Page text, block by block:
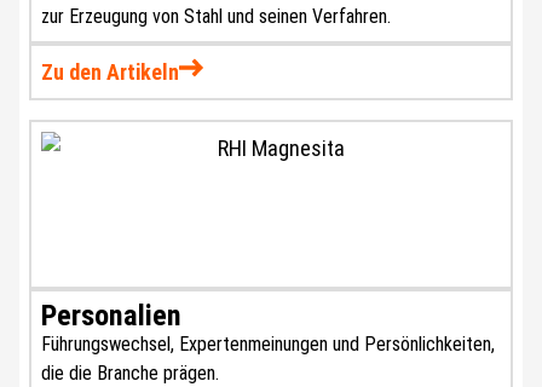
zur Erzeugung von Stahl und seinen Verfahren.
Zu den Artikeln
Personalien
Führungswechsel, Expertenmeinungen und Persönlichkeiten,
die die Branche prägen.